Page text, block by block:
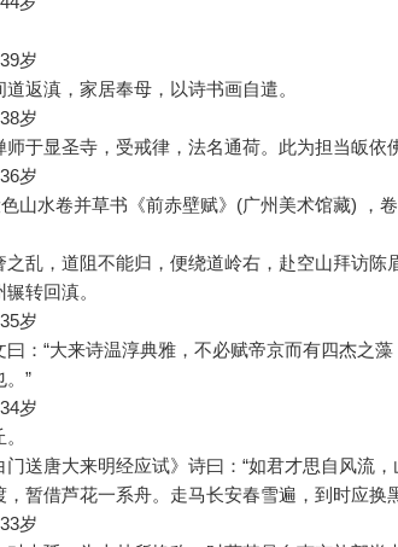
岁
返滇，家居奉母，以诗书画自遣。
岁
于显圣寺，受戒律，法名通荷。此为担当皈依
岁
山水卷并草书《前赤壁赋》(广州美术馆藏) ，
乱，道阻不能归，便绕道岭右，赴空山拜访陈
转回滇。
岁
：“大来诗温淳典雅，不必赋帝京而有四杰之
。”
岁
送唐大来明经应试》诗曰：“如君才思自风流
暂借芦花一系舟。走马长安春雪遍，到时应换
岁